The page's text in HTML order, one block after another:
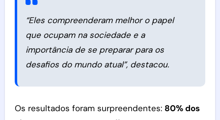
“Eles compreenderam melhor o papel
que ocupam na sociedade e a
importância de se preparar para os
desafios do mundo atual”, destacou.
Os resultados foram surpreendentes: 80% dos